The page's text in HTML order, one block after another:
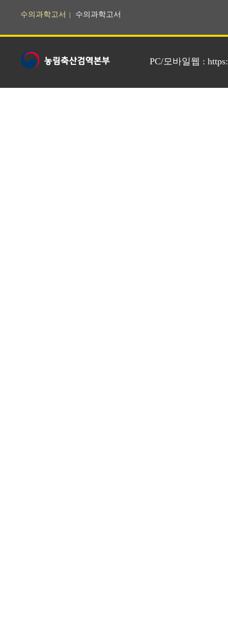
수의과학고서 수의과학고서
PC/모바일웹 :